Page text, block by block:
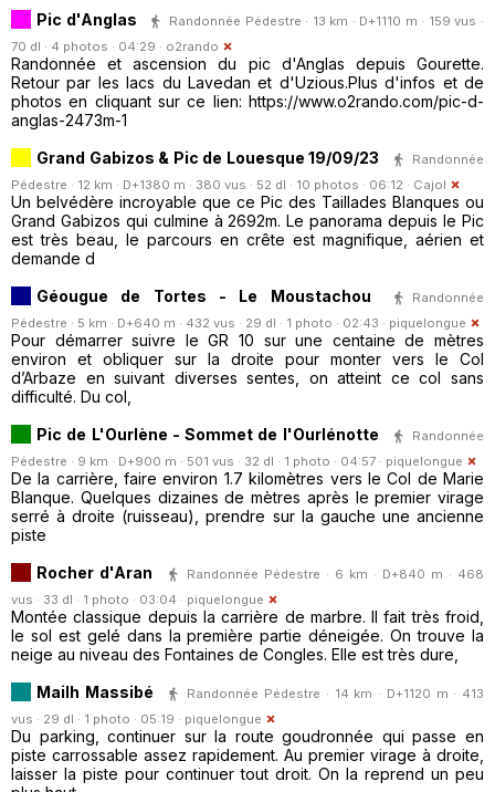
Pic d'Anglas
Randonnée Pédestre · 13 km · D+1110 m · 159 vus ·
70 dl · 4 photos · 04:29 · o2rando
Randonnée et ascension du pic d'Anglas depuis Gourette.
Retour par les lacs du Lavedan et d'Uzious.Plus d'infos et de
photos en cliquant sur ce lien: https://www.o2rando.com/pic-d-
anglas-2473m-1
Grand Gabizos & Pic de Louesque 19/09/23
Randonnée
Pédestre · 12 km · D+1380 m · 380 vus · 52 dl · 10 photos · 06:12 · Cajol
Un belvédère incroyable que ce Pic des Taillades Blanques ou
Grand Gabizos qui culmine à 2692m. Le panorama depuis le Pic
est très beau, le parcours en crête est magnifique, aérien et
demande d
Géougue de Tortes - Le Moustachou
Randonnée
Pédestre · 5 km · D+640 m · 432 vus · 29 dl · 1 photo · 02:43 · piquelongue
Pour démarrer suivre le GR 10 sur une centaine de mètres
environ et obliquer sur la droite pour monter vers le Col
d’Arbaze en suivant diverses sentes, on atteint ce col sans
difficulté. Du col,
Pic de L'Ourlène - Sommet de l'Ourlénotte
Randonnée
Pédestre · 9 km · D+900 m · 501 vus · 32 dl · 1 photo · 04:57 · piquelongue
De la carrière, faire environ 1.7 kilomètres vers le Col de Marie
Blanque. Quelques dizaines de mètres après le premier virage
serré à droite (ruisseau), prendre sur la gauche une ancienne
piste
Rocher d'Aran
Randonnée Pédestre · 6 km · D+840 m · 468
vus · 33 dl · 1 photo · 03:04 · piquelongue
Montée classique depuis la carrière de marbre. Il fait très froid,
le sol est gelé dans la première partie déneigée. On trouve la
neige au niveau des Fontaines de Congles. Elle est très dure,
Mailh Massibé
Randonnée Pédestre · 14 km · D+1120 m · 413
vus · 29 dl · 1 photo · 05:19 · piquelongue
Du parking, continuer sur la route goudronnée qui passe en
piste carrossable assez rapidement. Au premier virage à droite,
laisser la piste pour continuer tout droit. On la reprend un peu